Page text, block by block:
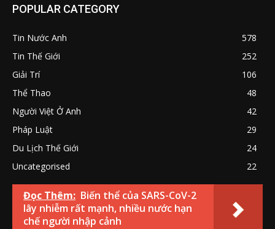
POPULAR CATEGORY
Tin Nước Anh
578
Tin Thế Giới
252
Giải Trí
106
Thể Thao
48
Người Việt Ở Anh
42
Pháp Luật
29
Du Lịch Thế Giới
24
Uncategorised
22
Đọc Thêm: Biến thể của SARS-CoV-2
lây nhiễm rất mạnh, nhiều nước hạn
chế người nhập cảnh